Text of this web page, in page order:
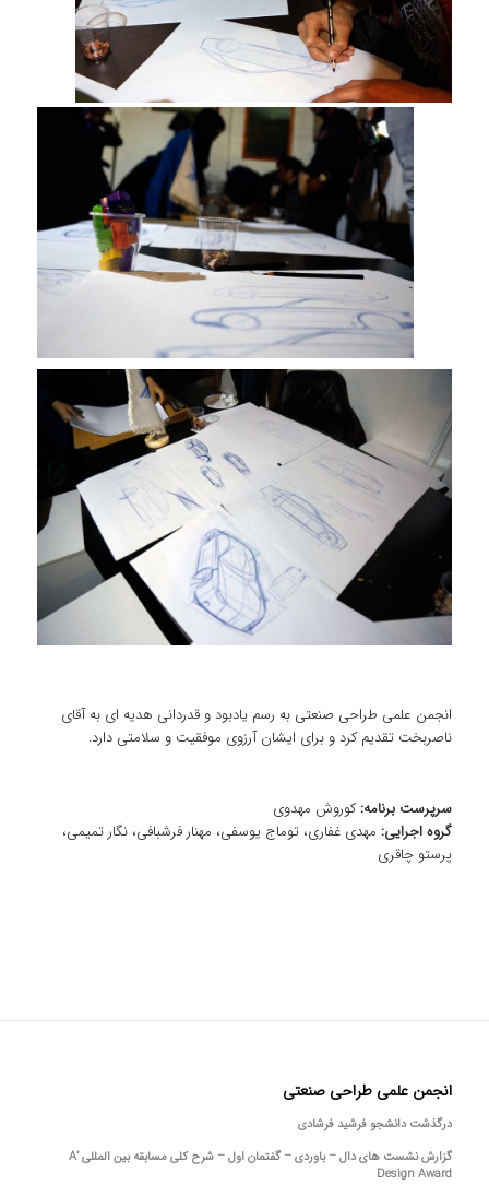
انجمن علمی طراحی صنعتی به رسم یادبود و قدردانی هدیه ای به آقای
ناصربخت تقدیم کرد و برای ایشان آرزوی موفقیت و سلامتی دارد.
سرپرست برنامه:کوروش مهدوی
گروه اجرایی:مهدی غفاری، توماج یوسفی، مهنار فرشبافی، نگار تمیمی،
پرستو چاقری
انجمن علمی طراحی صنعتی
درگذشت دانشجو فرشید فرشادی
گزارش نشست های دال – باوردی – گفتمان اول – شرح کلی مسابقه بین المللی A’
Design Award